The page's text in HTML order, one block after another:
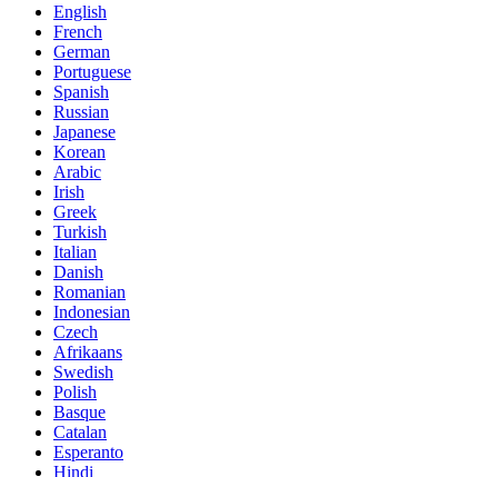
English
French
German
Portuguese
Spanish
Russian
Japanese
Korean
Arabic
Irish
Greek
Turkish
Italian
Danish
Romanian
Indonesian
Czech
Afrikaans
Swedish
Polish
Basque
Catalan
Esperanto
Hindi